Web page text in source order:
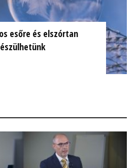
esőre és elszórtan